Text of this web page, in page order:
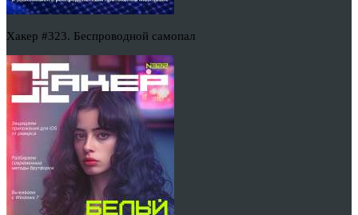
Хакер #323. Беспроводной самопал